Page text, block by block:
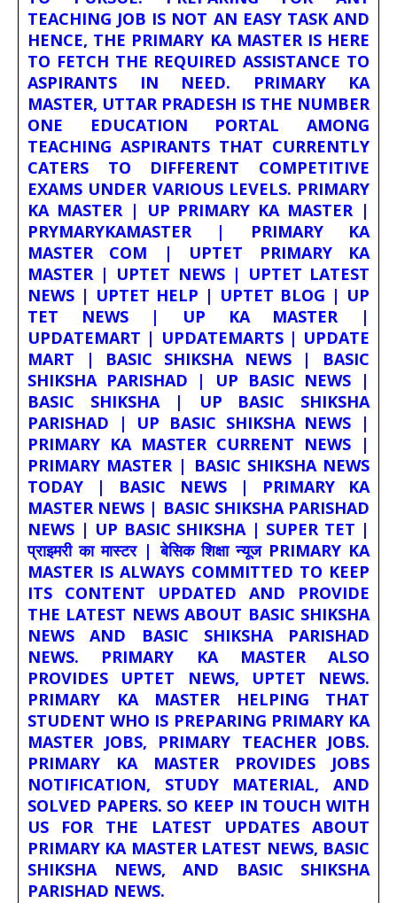
TEACHING JOB IS NOT AN EASY TASK AND
HENCE, THE PRIMARY KA MASTER IS HERE
TO FETCH THE REQUIRED ASSISTANCE TO
ASPIRANTS IN NEED. PRIMARY KA
MASTER, UTTAR PRADESH IS THE NUMBER
ONE EDUCATION PORTAL AMONG
TEACHING ASPIRANTS THAT CURRENTLY
CATERS TO DIFFERENT COMPETITIVE
EXAMS UNDER VARIOUS LEVELS. PRIMARY
KA MASTER | UP PRIMARY KA MASTER |
PRYMARYKAMASTER | PRIMARY KA
MASTER COM | UPTET PRIMARY KA
MASTER | UPTET NEWS | UPTET LATEST
NEWS | UPTET HELP | UPTET BLOG | UP
TET NEWS | UP KA MASTER |
UPDATEMART | UPDATEMARTS | UPDATE
MART | BASIC SHIKSHA NEWS | BASIC
SHIKSHA PARISHAD | UP BASIC NEWS |
BASIC SHIKSHA | UP BASIC SHIKSHA
PARISHAD | UP BASIC SHIKSHA NEWS |
PRIMARY KA MASTER CURRENT NEWS |
PRIMARY MASTER | BASIC SHIKSHA NEWS
TODAY | BASIC NEWS | PRIMARY KA
MASTER NEWS | BASIC SHIKSHA PARISHAD
NEWS | UP BASIC SHIKSHA | SUPER TET |
प्राइमरी का मास्टर | बेसिक शिक्षा न्यूज PRIMARY KA
MASTER IS ALWAYS COMMITTED TO KEEP
ITS CONTENT UPDATED AND PROVIDE
THE LATEST NEWS ABOUT BASIC SHIKSHA
NEWS AND BASIC SHIKSHA PARISHAD
NEWS. PRIMARY KA MASTER ALSO
PROVIDES UPTET NEWS, UPTET NEWS.
PRIMARY KA MASTER HELPING THAT
STUDENT WHO IS PREPARING PRIMARY KA
MASTER JOBS, PRIMARY TEACHER JOBS.
PRIMARY KA MASTER PROVIDES JOBS
NOTIFICATION, STUDY MATERIAL, AND
SOLVED PAPERS. SO KEEP IN TOUCH WITH
US FOR THE LATEST UPDATES ABOUT
PRIMARY KA MASTER LATEST NEWS, BASIC
SHIKSHA NEWS, AND BASIC SHIKSHA
PARISHAD NEWS.